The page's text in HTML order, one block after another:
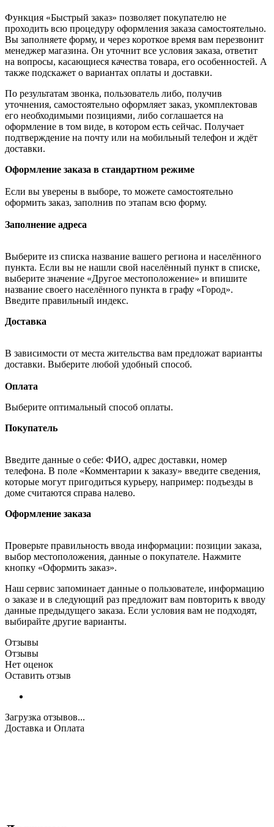
Функция «Быстрый заказ» позволяет покупателю не
проходить всю процедуру оформления заказа самостоятельно.
Вы заполняете форму, и через короткое время вам перезвонит
менеджер магазина. Он уточнит все условия заказа, ответит
на вопросы, касающиеся качества товара, его особенностей. А
также подскажет о вариантах оплаты и доставки.
По результатам звонка, пользователь либо, получив
уточнения, самостоятельно оформляет заказ, укомплектовав
его необходимыми позициями, либо соглашается на
оформление в том виде, в котором есть сейчас. Получает
подтверждение на почту или на мобильный телефон и ждёт
доставки.
Оформление заказа в стандартном режиме
Если вы уверены в выборе, то можете самостоятельно
оформить заказ, заполнив по этапам всю форму.
Заполнение адреса
Выберите из списка название вашего региона и населённого
пункта. Если вы не нашли свой населённый пункт в списке,
выберите значение «Другое местоположение» и впишите
название своего населённого пункта в графу «Город».
Введите правильный индекс.
Доставка
В зависимости от места жительства вам предложат варианты
доставки. Выберите любой удобный способ.
Оплата
Выберите оптимальный способ оплаты.
Покупатель
Введите данные о себе: ФИО, адрес доставки, номер
телефона. В поле «Комментарии к заказу» введите сведения,
которые могут пригодиться курьеру, например: подъезды в
доме считаются справа налево.
Оформление заказа
Проверьте правильность ввода информации: позиции заказа,
выбор местоположения, данные о покупателе. Нажмите
кнопку «Оформить заказ».
Наш сервис запоминает данные о пользователе, информацию
о заказе и в следующий раз предложит вам повторить к вводу
данные предыдущего заказа. Если условия вам не подходят,
выбирайте другие варианты.
Отзывы
Отзывы
Нет оценок
Оставить отзыв
Загрузка отзывов...
Доставка и Оплата